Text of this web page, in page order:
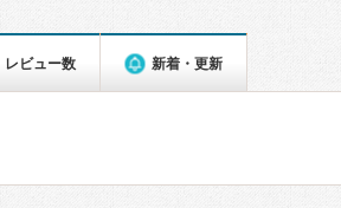
レビュー数 新着・更新